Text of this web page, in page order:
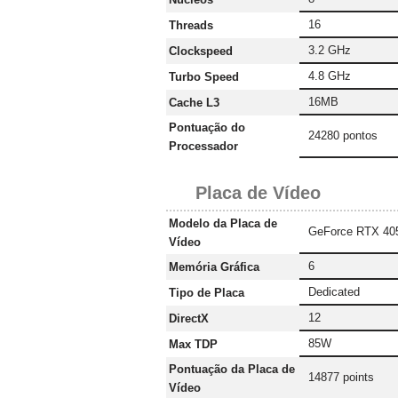
Threads
16
Clockspeed
3.2 GHz
Turbo Speed
4.8 GHz
Cache L3
16MB
Pontuação do
Processador
24280 pontos
Placa de Vídeo
Modelo da Placa de
Vídeo
GeForce RTX
Memória Gráfica
6
Tipo de Placa
‎Dedicated
DirectX
12
Max TDP
85W
Pontuação da Placa de
Vídeo
14877 points